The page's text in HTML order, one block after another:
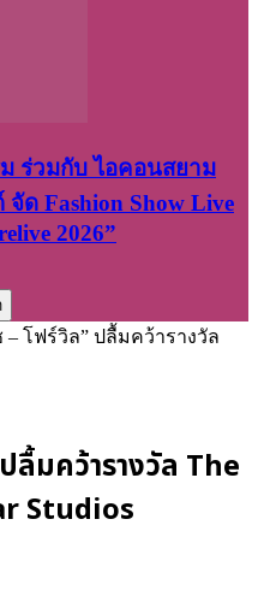
ร่วมกับ ไอคอนสยาม
ด Fashion Show Live
2026”
– โฟร์วิล” ปลื้มคว้ารางวัล
ลื้มคว้ารางวัล The
Studios